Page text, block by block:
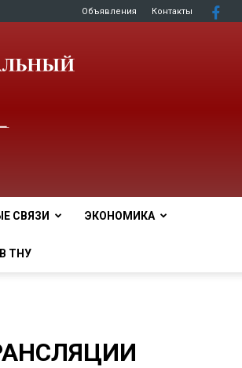
Объявления Контакты
СВЯЗИ ЭКОНОМИКА
ТНУ